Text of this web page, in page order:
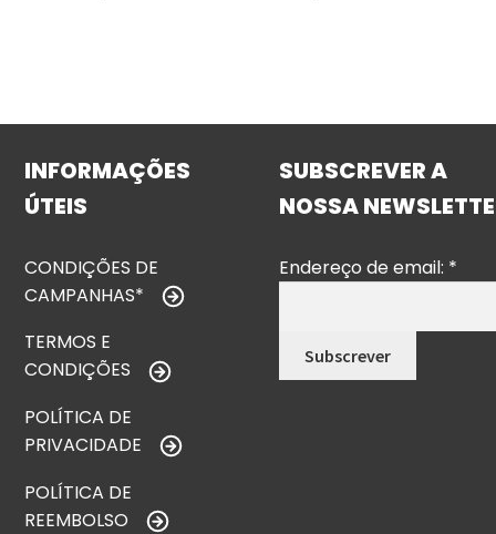
INFORMAÇÕES
ÚTEIS
CONDIÇÕES DE
CAMPANHAS*
TERMOS E
CONDIÇÕES
POLÍTICA DE
PRIVACIDADE
POLÍTICA DE
REEMBOLSO
SUBSCREVER A
NOSSA
Endereço de email: *